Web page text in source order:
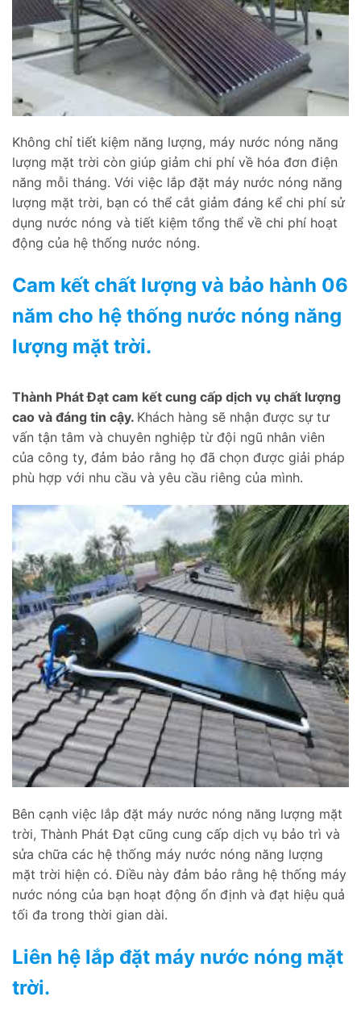
Không chỉ tiết kiệm năng lượng, máy nước nóng năng
lượng mặt trời còn giúp giảm chi phí về hóa đơn điện
năng mỗi tháng. Với việc lắp đặt máy nước nóng năng
lượng mặt trời, bạn có thể cắt giảm đáng kể chi phí sử
dụng nước nóng và tiết kiệm tổng thể về chi phí hoạt
động của hệ thống nước nóng.
Cam kết chất lượng và bảo hành 06
năm cho hệ thống nước nóng năng
lượng mặt trời.
Thành Phát Đạt cam kết cung cấp dịch vụ chất lượng
cao và đáng tin cậy. Khách hàng sẽ nhận được sự tư
vấn tận tâm và chuyên nghiệp từ đội ngũ nhân viên
của công ty, đảm bảo rằng họ đã chọn được giải pháp
phù hợp với nhu cầu và yêu cầu riêng của mình.
Bên cạnh việc lắp đặt máy nước nóng năng lượng mặt
trời, Thành Phát Đạt cũng cung cấp dịch vụ bảo trì và
sửa chữa các hệ thống máy nước nóng năng lượng
mặt trời hiện có. Điều này đảm bảo rằng hệ thống máy
nước nóng của bạn hoạt động ổn định và đạt hiệu quả
tối đa trong thời gian dài.
Liên hệ lắp đặt máy nước nóng mặt
trời.